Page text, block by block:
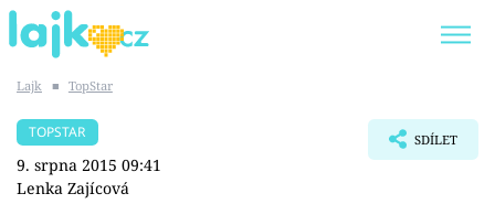
SHOPAHOLICADEL
Lajk ■ TopStar
TOPSTAR
9. srpna 2015 09:41
Lenka Zajícová
SDÍLET